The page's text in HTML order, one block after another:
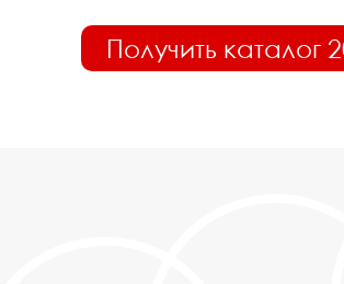
Получить каталог